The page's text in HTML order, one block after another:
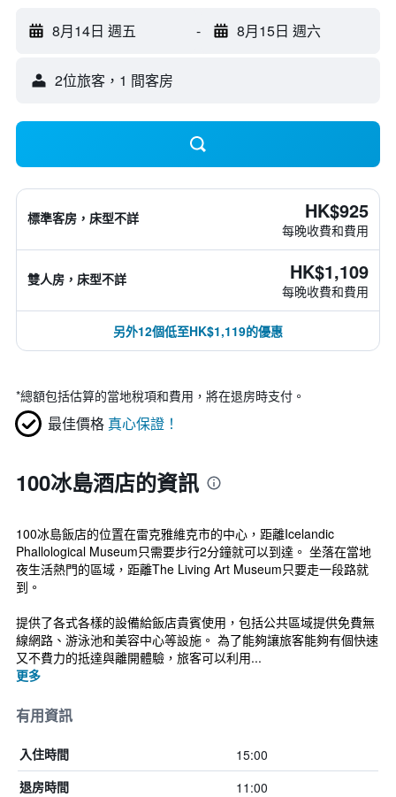
8月14日 週五 - 8月15日 週六
2位旅客，1 間客房
標準客房，床型不詳 HK$925
每晚收費和費用
雙人房，床型不詳 HK$1,109
每晚收費和費用
另外12個低至HK$1,119的優惠
*總額包括估算的當地稅項和費用，將在退房時支付。
最佳價格 真心保證！
100冰島酒店的資訊
100冰島飯店的位置在雷克雅維克市的中心，距離Icelandic
Phallological Museum只需要步行2分鐘就可以到達。 坐落在當地
夜生活熱門的區域，距離The Living Art Museum只要走一段路就
到。
提供了各式各樣的設備給飯店貴賓使用，包括公共區域提供免費無
線網路、游泳池和美容中心等設施。 為了能夠讓旅客能夠有個快速
又不費力的抵達與離開體驗，旅客可以利用...
更多
有用資訊
入住時間 15:00
退房時間 11:00